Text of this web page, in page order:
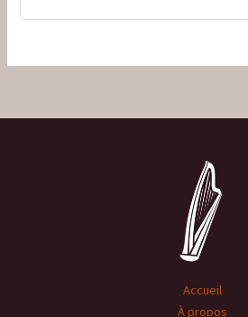
Accueil
À propos